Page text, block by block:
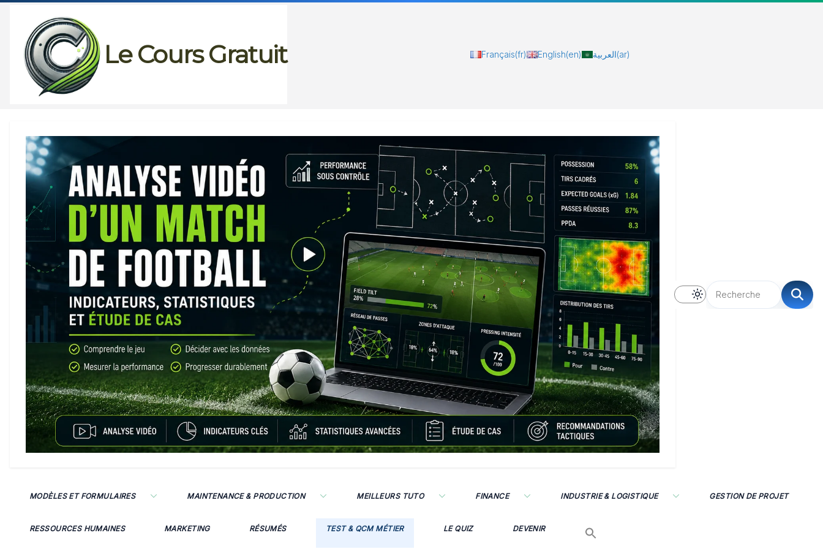
contenu
Le Cours Gratuit Français(fr) English(en) العربية(ar)
MODÈLES ET FORMULAIRES MAINTENANCE & PRODUCTION MEILLEURS TUTO FINANCE INDUSTRIE & LOGISTIQUE GESTION DE PROJET
RESSOURCES HUMAINES MARKETING RÉSUMÉS TEST & QCM MÉTIER LE QUIZ DEVENIR